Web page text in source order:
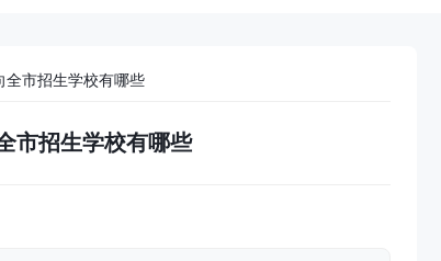
市招生学校有哪些
市招生学校有哪些